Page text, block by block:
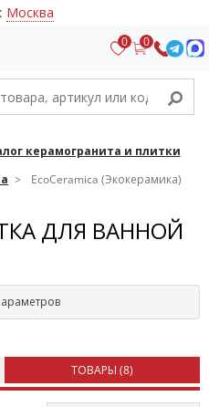
Москва
0 0
керамогранита и плитки
EcoCeramica (Экокерамика)
ДЛЯ ВАННОЙ
ТОВАРЫ (8)